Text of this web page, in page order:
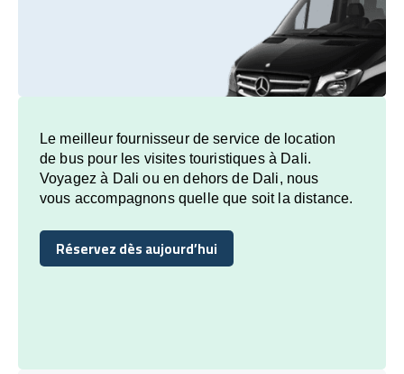
Le meilleur fournisseur de service de location
de bus pour les visites touristiques à Dali.
Voyagez à Dali ou en dehors de Dali, nous
vous accompagnons quelle que soit la distance.
Réservez dès aujourd’hui
Réservez dès aujourd’hui